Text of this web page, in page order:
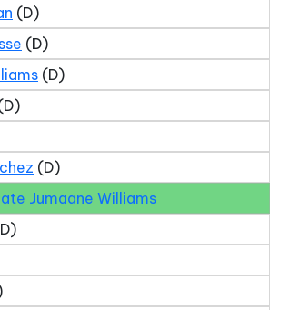
(D)
(D)
(D)
(D)
Jumaane Williams